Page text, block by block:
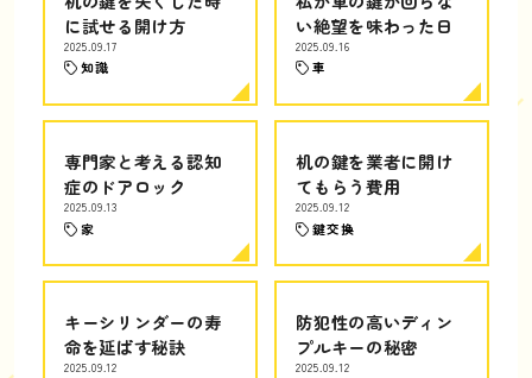
に試せる開け方
2025.09.17
知識
い絶望を味わった日
2025.09.16
車
専門家と考える認知
症のドアロック
2025.09.13
家
机の鍵を業者に開け
てもらう費用
2025.09.12
鍵交換
キーシリンダーの寿
命を延ばす秘訣
2025.09.12
防犯性の高いディン
プルキーの秘密
2025.09.12